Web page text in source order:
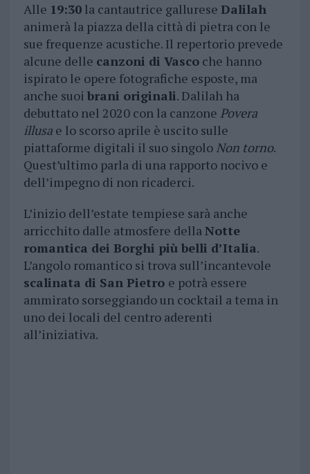
Alle 19:30la cantautrice gallurese Dalilah
animerà la piazza della città di pietra con le
sue frequenze acustiche. Il repertorio prevede
alcune delle canzoni di Vascoche hanno
ispirato le opere fotografiche esposte, ma
anche suoi brani originali. Dalilah ha
debuttato nel 2020 con la canzone Povera
illusae lo scorso aprile è uscito sulle
piattaforme digitali il suo singolo Non torno.
Quest’ultimo parla di una rapporto nocivo e
dell’impegno di non ricaderci.
L’inizio dell’estate tempiese sarà anche
arricchito dalle atmosfere dellaNotte
romantica dei Borghi più belli d’Italia.
L’angolo romantico si trova sull’incantevole
scalinata di San Pietro e potrà essere
ammirato sorseggiando un cocktail a tema in
uno dei locali del centro aderenti
all’iniziativa.